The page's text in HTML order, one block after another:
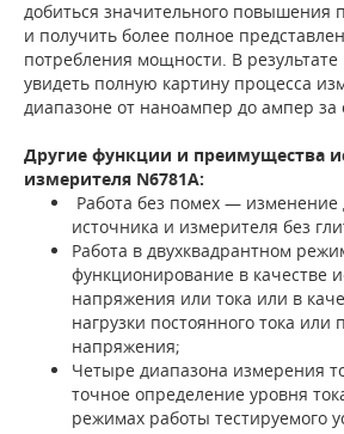
добиться значительного повышения
и получить более полное
потребления мощности. В
увидеть полную картину процесса
диапазоне от наноампер до ампер за
Другие функции и преимущества
измерителя N6781A:
Работа без помех — изменение
источника и измерителя без
Работа в двухквадрантном
функционирование в качестве
напряжения или тока или в
нагрузки постоянного тока или
напряжения;
Четыре диапазона измерения
точное определение уровня
режимах работы тестируемого